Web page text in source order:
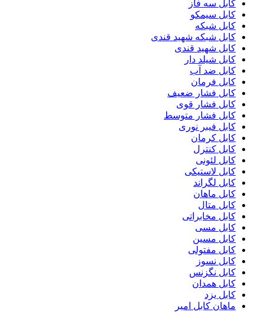
کابل سه فاز
کابل سیمکو
کابل شبکه
کابل شبکه شهید قندی
کابل شهید قندی
کابل شیلد دار
کابل ضد آب
کابل فرمان
کابل فشار ضعیف
کابل فشار قوی
کابل فشار متوسط
کابل فیبر نوری
کابل کرمان
کابل کنترل
کابل لئونی
کابل لاستیکی
کابل لگراند
کابل ماهان
کابل متال
کابل مخابراتی
کابل مسی
کابل مسین
کابل مفتولی
کابل نسوز
کابل نگزنس
کابل همدان
کابل یزد
ماهان کابل امیر